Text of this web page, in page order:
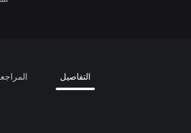
التفاصيل